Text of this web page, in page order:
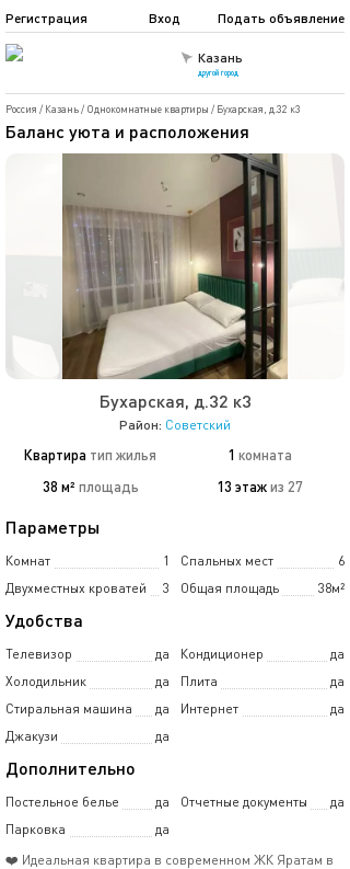
Казань
другой город
Подать объявление
Регистрация Вход
Россия / Казань/ Однокомнатные квартиры / Бухарская, д.32 к3
Баланс уюта и расположения
Бухарская, д.32 к3
Район: Советский
Квартира тип жилья 1 комната
38 м² площадь 13 этажиз 27
Параметры
Комнат 1 Спальных мест
6
Двухместных кроватей
3 Общая площадь 38м²
Удобства
Телевизор да Кондиционер
да
Холодильник
да Плита
да
Стиральная машина
да Интернет
да
Джакузи
да
Дополнительно
Постельное белье да Отчетные документы
да
Парковка
да
❤️ Идеальная квартира в современном ЖК Яратам в